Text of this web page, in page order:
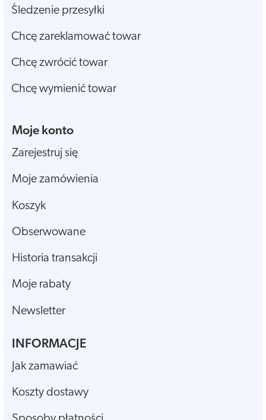
Śledzenie przesyłki
Chcę zareklamować towar
Chcę zwrócić towar
Chcę wymienić towar
Moje konto
Zarejestruj się
Moje zamówienia
Koszyk
Obserwowane
Historia transakcji
Moje rabaty
Newsletter
INFORMACJE
Jak zamawiać
Koszty dostawy